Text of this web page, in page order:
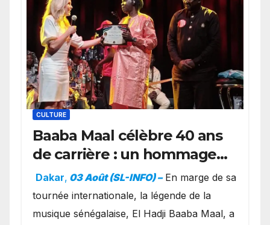
CULTURE
Baaba Maal célèbre 40 ans
de carrière : un hommage
exceptionnel à Oslo en
présence de la famille
royale.
Dakar, 03 Août (SL-INFO) – ​En marge de sa
tournée internationale, la légende de la
musique sénégalaise, El Hadji Baaba Maal, a